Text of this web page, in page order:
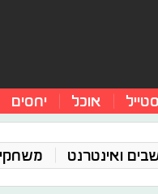
סטייל אוכל יחסים
ואינטרנט